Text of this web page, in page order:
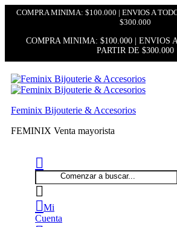
COMPRA MINIMA: $100.000 | ENVIOS A
$300.000
COMPRA MINIMA: $100.000 | ENVIOS
PARTIR DE $300.000
Feminix Bijouterie & Accesorios
FEMINIX Venta mayorista
Mi
Cuenta